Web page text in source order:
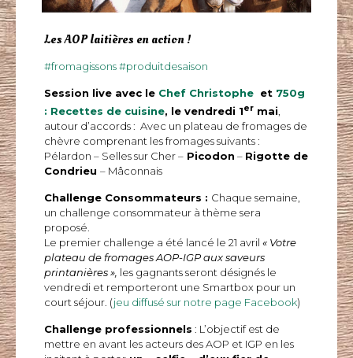
Les AOP laitières en action !
#fromagissons #produitdesaison
Session live avec le Chef Christophe et 750g
: Recettes de cuisine, le vendredi 1er mai,
autour d’accords : Avec un plateau de fromages de
chèvre comprenant les fromages suivants :
Pélardon – Selles sur Cher – Picodon – Rigotte de
Condrieu– Mâconnais
Challenge Consommateurs : Chaque semaine,
un challenge consommateur à thème sera
proposé.
Le premier challenge a été lancé le 21 avril« Votre
plateau de fromages AOP-IGP aux saveurs
printanières », les gagnants seront désignés le
vendredi et remporteront une Smartbox pour un
court séjour. (jeu diffusé sur notre page Facebook)
Challenge professionnels : L’objectif est de
mettre en avant les acteurs des AOP et IGP en les